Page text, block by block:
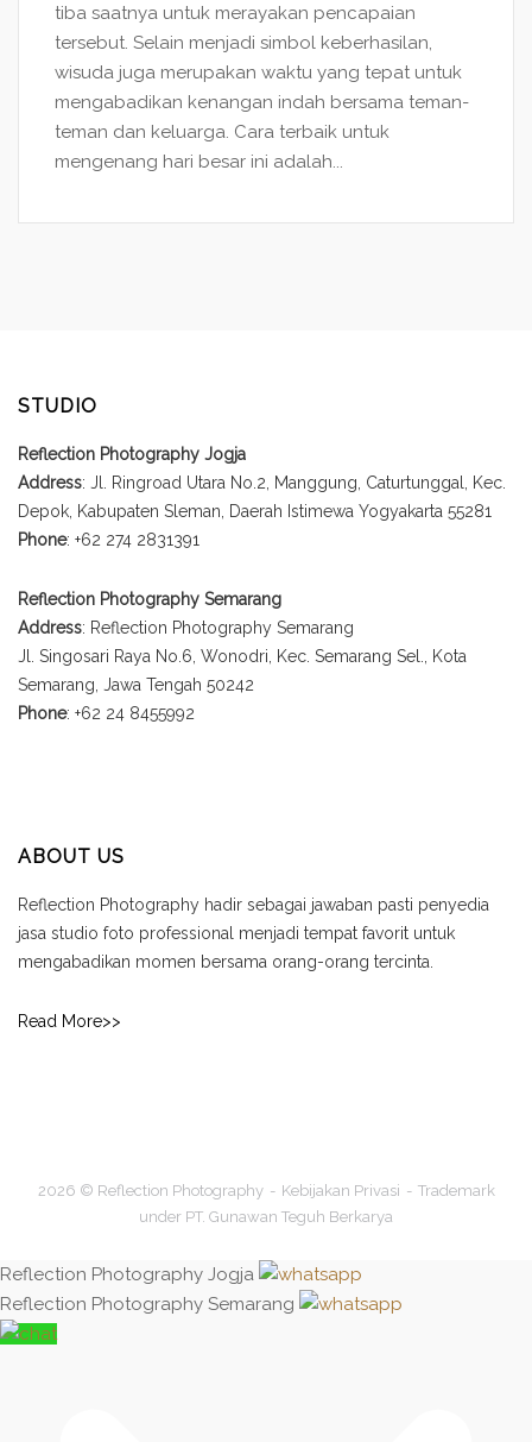
tiba saatnya untuk merayakan pencapaian
tersebut. Selain menjadi simbol keberhasilan,
wisuda juga merupakan waktu yang tepat untuk
mengabadikan kenangan indah bersama teman-
teman dan keluarga. Cara terbaik untuk
mengenang hari besar ini adalah...
STUDIO
Reflection Photography Jogja
Address: Jl. Ringroad Utara No.2, Manggung, Caturtunggal, Kec.
Depok, Kabupaten Sleman, Daerah Istimewa Yogyakarta 55281
Phone: +62 274 2831391
Reflection Photography Semarang
Address: Reflection Photography Semarang
Jl. Singosari Raya No.6, Wonodri, Kec. Semarang Sel., Kota
Semarang, Jawa Tengah 50242
Phone: +62 24 8455992
ABOUT US
Reflection Photography hadir sebagai jawaban pasti penyedia
jasa studio foto professional menjadi tempat favorit untuk
mengabadikan momen bersama orang-orang tercinta.
Read More>>
2026 © Reflection Photography Kebijakan Privasi
Trademark
under PT. Gunawan Teguh Berkarya
Reflection Photography Jogja
Reflection Photography Semarang